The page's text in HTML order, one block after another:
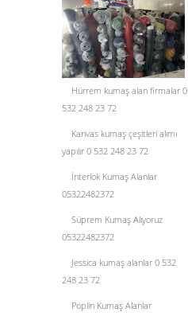
Hürrem kumaş alan firmalar 0
532 248 23 72
Kanvas kumaş çeşitleri alımı
yapılır 0 532 248 23 72
İnterlok Kumaş Alanlar
05322482372
Süprem Kumaş Alıyoruz
05322482372
Jessica kumaş alanlar 0 532
248 23 72
Poplin Kumaş Alanlar